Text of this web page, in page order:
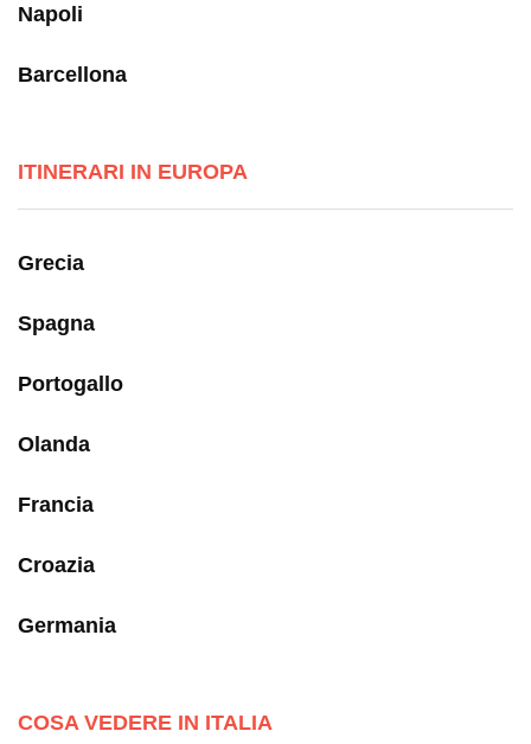
Napoli
Barcellona
ITINERARI IN EUROPA
Grecia
Spagna
Portogallo
Olanda
Francia
Croazia
Germania
COSA VEDERE IN ITALIA